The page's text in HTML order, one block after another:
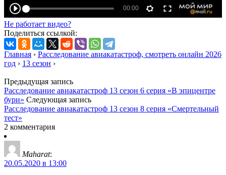
Не работает видео?
Поделиться ссылкой:
Главная › Расследование авиакатастроф, смотреть онлайн 2026
год › 13 сезон ›
Предыдущая запись
Расследование авиакатастроф 13 сезон 6 серия «В эпицентре
бури» Следующая запись
Расследование авиакатастроф 13 сезон 8 серия «Смертельный
тест»
2 комментария
Maharat:
20.05.2020 в 13:00